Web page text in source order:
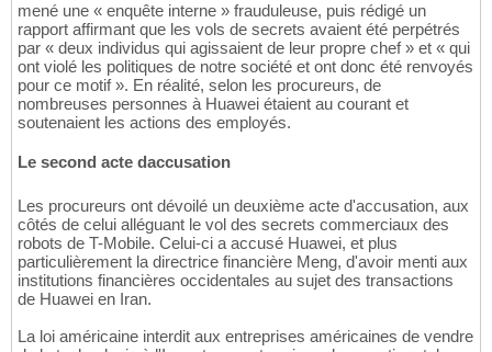
mené une « enquête interne » frauduleuse, puis rédigé un
rapport affirmant que les vols de secrets avaient été perpétrés
par « deux individus qui agissaient de leur propre chef » et « qui
ont violé les politiques de notre société et ont donc été renvoyés
pour ce motif ». En réalité, selon les procureurs, de
nombreuses personnes à Huawei étaient au courant et
soutenaient les actions des employés.
Le second acte daccusation
Les procureurs ont dévoilé un deuxième acte d'accusation, aux
côtés de celui alléguant le vol des secrets commerciaux des
robots de T-Mobile. Celui-ci a accusé Huawei, et plus
particulièrement la directrice financière Meng, d'avoir menti aux
institutions financières occidentales au sujet des transactions
de Huawei en Iran.
La loi américaine interdit aux entreprises américaines de vendre